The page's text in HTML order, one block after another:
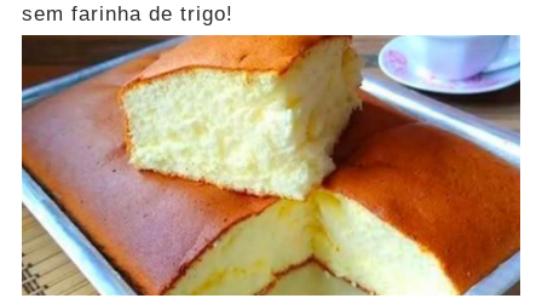
sem farinha de trigo!